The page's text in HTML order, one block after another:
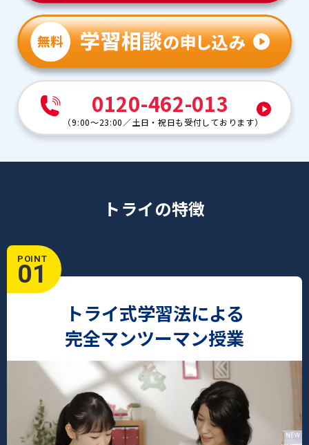
0120-462-013
（9:00～23:00 ／土日・祝日も受付しております）
トライの特徴
POINT
01
トライ式学習法による
完全マンツーマン授業